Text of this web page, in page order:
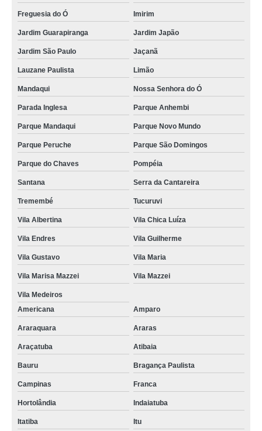
Freguesia do Ó Imirim
Jardim Guarapiranga Jardim Japão
Jardim São Paulo Jaçanã
Lauzane Paulista Limão
Mandaqui Nossa Senhora do Ó
Parada Inglesa Parque Anhembi
Parque Mandaqui Parque Novo Mundo
Parque Peruche Parque São Domingos
Parque do Chaves Pompéia
Santana Serra da Cantareira
Tremembé Tucuruvi
Vila Albertina Vila Chica Luíza
Vila Endres Vila Guilherme
Vila Gustavo Vila Maria
Vila Marisa Mazzei Vila Mazzei
Vila Medeiros
Americana
Amparo
Araraquara Araras
Araçatuba Atibaia
Bauru Bragança Paulista
Campinas Franca
Hortolândia Indaiatuba
Itatiba Itu